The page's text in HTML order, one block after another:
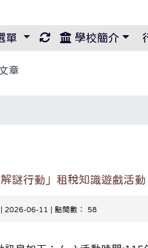
單 重新取得佈景設定
學校簡介
章
謎行動」租稅知識遊戲活動
| 2026-06-11 | 點閱數： 58